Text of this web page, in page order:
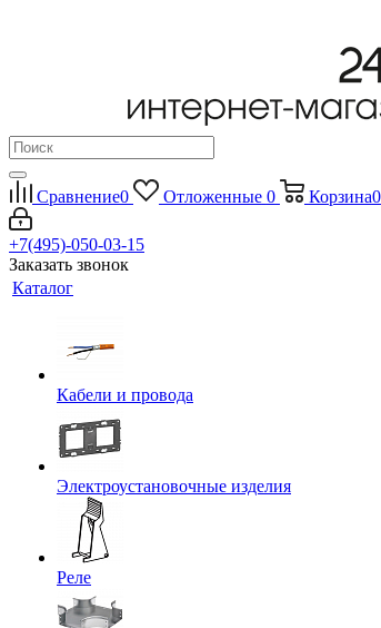
Сравнение0 Отложенные 0 Корзина0
+7(495)-050-03-15
Заказать звонок
Каталог
Кабели и провода
Электроустановочные изделия
Реле